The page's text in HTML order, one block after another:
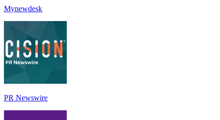
Mynewdesk
PR Newswire